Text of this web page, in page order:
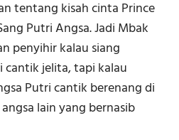
tentang kisah cinta Prince
Putri Angsa. Jadi Mbak
penyihir kalau siang
jelita, tapi kalau
Putri cantik berenang di
lain yang bernasib